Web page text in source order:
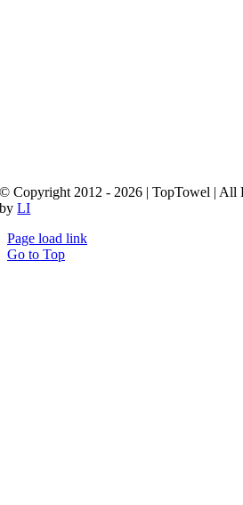
© Copyright 2012 - 2026 | TopTowel | All
byLI
Page load link
Go to Top